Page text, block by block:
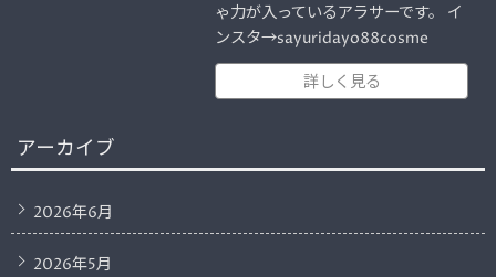
ゃ力が入っているアラサーです。 イ
ンスタ→sayuridayo88cosme
詳しく見る
アーカイブ
2026年6月
2026年5月